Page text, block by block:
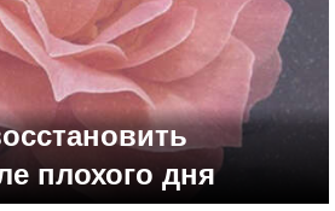
плохого дня